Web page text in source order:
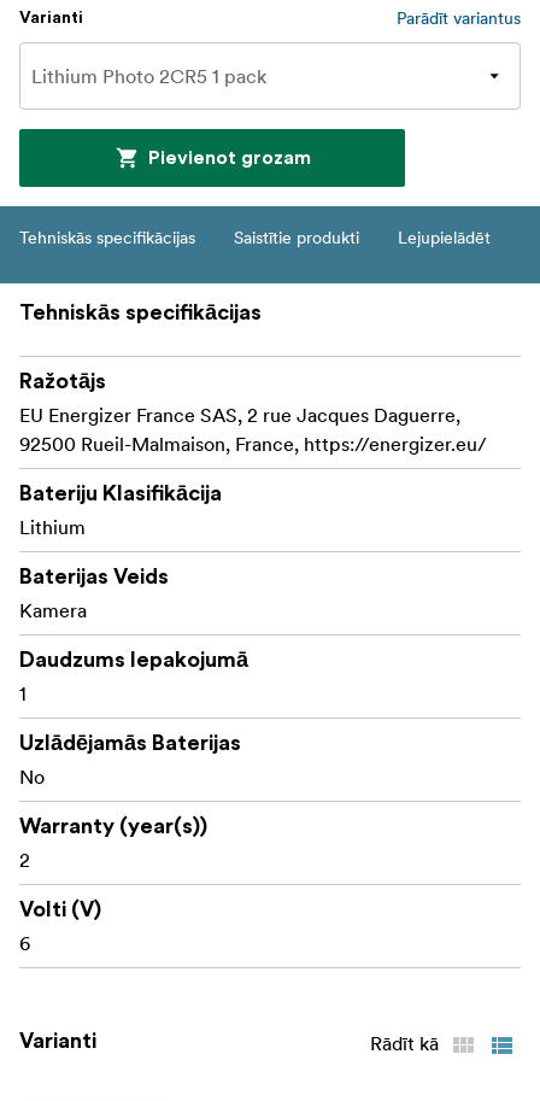
Varianti Parādīt variantus
Pievienot grozam
Tehniskās specifikācijas Saistītie produkti Lejupielādēt
Tehniskās specifikācijas
Ražotājs
EU Energizer France SAS, 2 rue Jacques Daguerre,
92500 Rueil-Malmaison, France, https://energizer.eu/
Bateriju Klasifikācija
Lithium
Baterijas Veids
Kamera
Daudzums Iepakojumā
1
Uzlādējamās Baterijas
No
Warranty (year(s))
2
Volti (V)
6
Varianti Rādīt kā